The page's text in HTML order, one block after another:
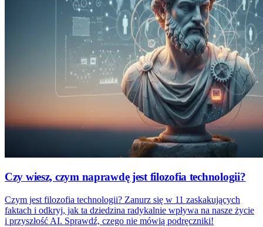
Czy wiesz, czym naprawdę jest filozofia technologii?
Czym jest filozofia technologii? Zanurz się w 11 zaskakujących
faktach i odkryj, jak ta dziedzina radykalnie wpływa na nasze życie
i przyszłość AI. Sprawdź, czego nie mówią podręczniki!